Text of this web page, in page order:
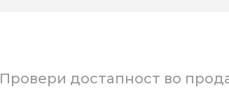
Провери достапност во